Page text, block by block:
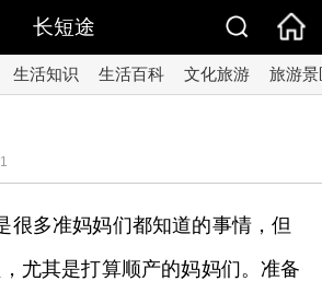
长短途
生活知识 生活百科 文化旅游 旅游景
很多准妈妈们都知道的事情，但
尤其是打算顺产的妈妈们。准备